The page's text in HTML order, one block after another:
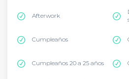
Afterwork
Cumpleaños
Cumpleaños 20 a 25 años